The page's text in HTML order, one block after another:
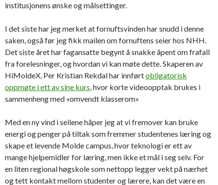
institusjonens ønske og målsettinger.
I det siste har jeg merket at fornuftsvinden har snudd i denne
saken, også før jeg fikk mailen om fornuftens seier hos NHH.
Det siste året har fagansatte begynt å snakke åpent om frafall
fra forelesninger, og hvordan vi kan møte dette. Skaperen av
HiMoldeX, Per Kristian Rekdal har innførtobligatorisk
oppmøte i ett av sine kurs, hvor korte videoopptak brukes i
sammenheng med «omvendt klasserom»
Med en ny vind i seilene håper jeg at vi fremover kan bruke
energi og penger på tiltak som fremmer studentenes læring og
skape et levende Molde campus, hvor teknologi er ett av
mange hjelpemidler for læring, men ikke et mål i seg selv. For
en liten regional høgskole som nettopp legger vekt på nærhet
og tett kontakt mellom studenter og lærere, kan det være en